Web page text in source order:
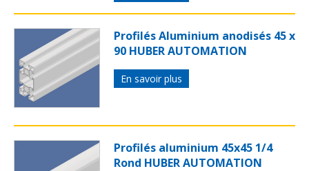
Profilés Aluminium anodisés 45 x
90 HUBER AUTOMATION
En savoir plus
Profilés aluminium 45x45 1/4
Rond HUBER AUTOMATION